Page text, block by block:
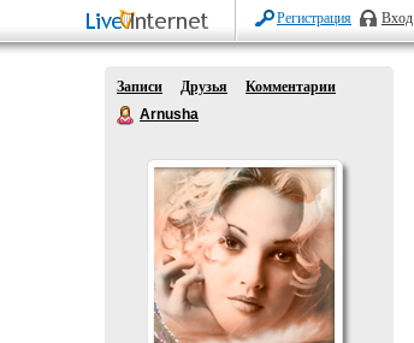
Регистрация Вход
Записи Друзья
Комментарии
Arnusha